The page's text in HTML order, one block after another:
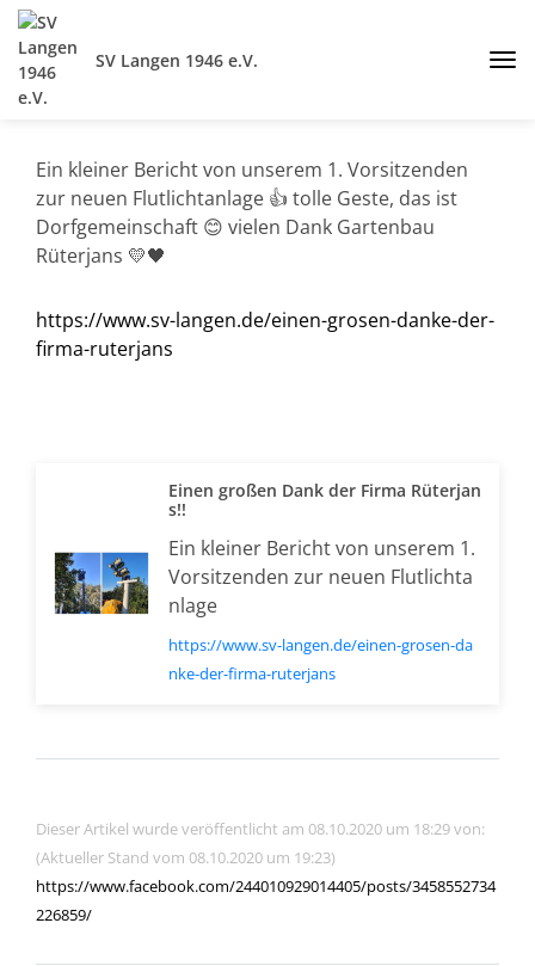
SV Langen 1946 e.V.
Ein kleiner Bericht von unserem 1. Vorsitzenden
zur neuen Flutlichtanlage 👍 tolle Geste, das ist
Dorfgemeinschaft 😊 vielen Dank Gartenbau
Rüterjans 💛🖤
https://www.sv-langen.de/einen-grosen-danke-der-
firma-ruterjans
Einen großen Dank der Firma Rüterjan
s!!
Ein kleiner Bericht von unserem 1.
Vorsitzenden zur neuen Flutlichta
nlage
https://www.sv-langen.de/einen-grosen-da
nke-der-firma-ruterjans
Dieser Artikel wurde veröffentlicht am 08.10.2020 um 18:29 von:
(Aktueller Stand vom 08.10.2020 um 19:23)
https://www.facebook.com/244010929014405/posts/3458552734
226859/